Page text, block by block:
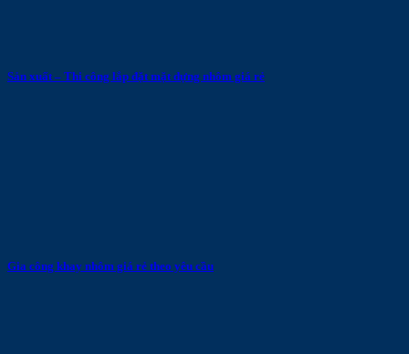
Sản xuất – Thi công lắp đặt mặt dựng nhôm giá rẻ
Gia công khay nhôm giá rẻ theo yêu cầu